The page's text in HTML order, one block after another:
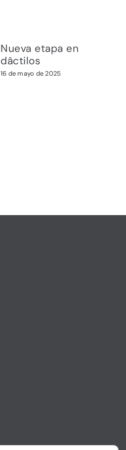
Nueva etapa en
dâctilos
16 de mayo de 2025